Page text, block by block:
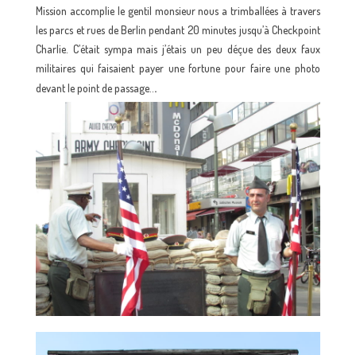
Mission accomplie le gentil monsieur nous a trimballées à travers
les parcs et rues de Berlin pendant 20 minutes jusqu’à Checkpoint
Charlie. C’était sympa mais j’étais un peu déçue des deux faux
militaires qui faisaient payer une fortune pour faire une photo
devant le point de passage.. .